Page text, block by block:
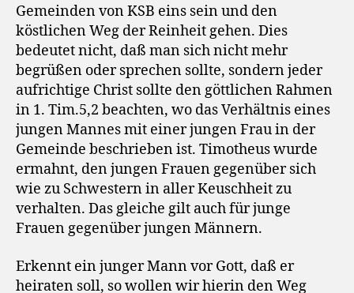
Gemeinden von KSB eins sein und den
köstlichen Weg der Reinheit gehen. Dies
bedeutet nicht, daß man sich nicht mehr
begrüßen oder sprechen sollte, sondern jeder
aufrichtige Christ sollte den göttlichen Rahmen
in 1. Tim.5,2 beachten, wo das Verhältnis eines
jungen Mannes mit einer jungen Frau in der
Gemeinde beschrieben ist. Timotheus wurde
ermahnt, den jungen Frauen gegenüber sich
wie zu Schwestern in aller Keuschheit zu
verhalten. Das gleiche gilt auch für junge
Frauen gegenüber jungen Männern.
Erkennt ein junger Mann vor Gott, daß er
heiraten soll, so wollen wir hierin den Weg